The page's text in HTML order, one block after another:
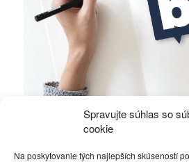
Spravujte súhlas so
cookie
Na poskytovanie tých najlepších skúseností
Ficova vláda a médiá…
Politika 4. decembra 2023